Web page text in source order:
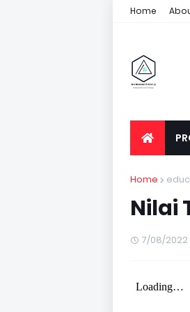
Home
Home
Nilai
7/08/2022